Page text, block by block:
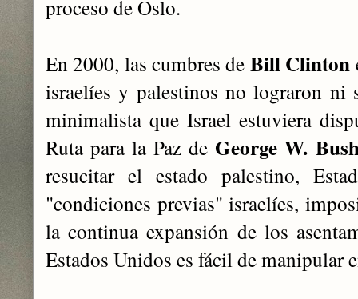
proceso de Oslo.
En 2000, las cumbres de Bill Clinton
israelíes y palestinos no lograron ni
minimalista que Israel estuviera
Ruta para la Paz de George W.
resucitar el estado palestino,
"condiciones previas" israelíes,
la continua expansión de los
Estados Unidos es fácil de manipular